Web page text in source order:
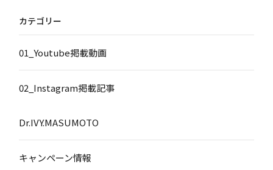
カテゴリー
01_Youtube掲載動画
02_Instagram掲載記事
Dr.IVY.MASUMOTO
キャンペーン情報